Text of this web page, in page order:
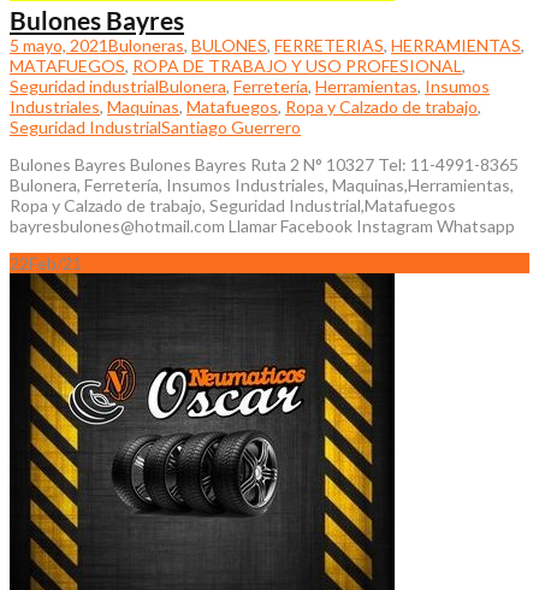
Bulones Bayres
5 mayo, 2021Buloneras, BULONES, FERRETERIAS, HERRAMIENTAS,
MATAFUEGOS, ROPA DE TRABAJO Y USO PROFESIONAL,
Seguridad industrialBulonera, Ferretería, Herramientas, Insumos
Industriales, Maquinas, Matafuegos, Ropa y Calzado de trabajo,
Seguridad IndustrialSantiago Guerrero
Bulones Bayres Bulones Bayres Ruta 2 N° 10327 Tel: 11-4991-8365
Bulonera, Ferretería, Insumos Industriales, Maquinas,Herramientas,
Ropa y Calzado de trabajo, Seguridad Industrial,Matafuegos
bayresbulones@hotmail.com Llamar Facebook Instagram Whatsapp
22Feb/21